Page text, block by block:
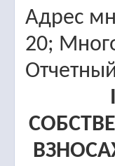
Адрес
20;